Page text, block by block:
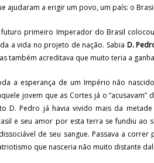
ajudaram a erigir um povo, um país: o
futuro primeiro Imperador do Brasil
a vida no projeto de nação. Sabia D.
também acreditava que muito teria a
a esperança de um Império não
jovem que as Cortes já o “acusavam”
D. Pedro já havia vivido mais da
e seu amor por esta terra se fundiu ao
de seu sangue. Passava a
que nasceria não muito distante